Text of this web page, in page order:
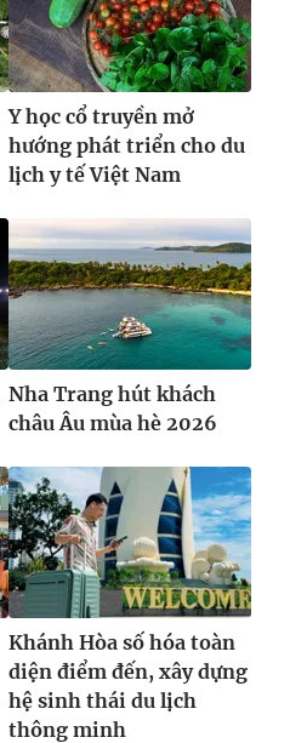
Y học cổ truyền mở
hướng phát triển cho du
lịch y tế Việt Nam
Nha Trang hút khách
châu Âu mùa hè 2026
Khánh Hòa số hóa toàn
diện điểm đến, xây dựng
hệ sinh thái du lịch
thông minh